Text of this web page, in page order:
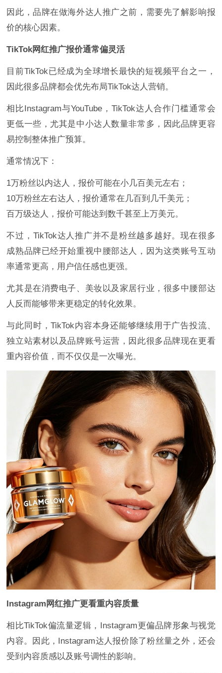
因此，品牌在做海外达人推广之前，需要先了解影响报
价的核心因素。
TikTok网红推广报价通常偏灵活
目前TikTok已经成为全球增长最快的短视频平台之一，
因此很多品牌都会优先布局TikTok达人营销。
相比Instagram与YouTube，TikTok达人合作门槛通常会
更低一些，尤其是中小达人数量非常多，因此品牌更容
易控制整体推广预算。
通常情况下：
1万粉丝以内达人，报价可能在小几百美元左右；
10万粉丝左右达人，报价通常在几百到几千美元；
百万级达人，报价可能达到数千甚至上万美元。
不过，TikTok达人推广并不是粉丝越多越好。现在很多
成熟品牌已经开始重视中腰部达人，因为这类账号互动
率通常更高，用户信任感也更强。
尤其是在消费电子、美妆以及家居行业，很多中腰部达
人反而能够带来更稳定的转化效果。
与此同时，TikTok内容本身还能够继续用于广告投流、
独立站素材以及品牌账号运营，因此很多品牌现在更看
重内容价值，而不仅仅是一次曝光。
Instagram网红推广更看重内容质量
相比TikTok偏流量逻辑，Instagram更偏品牌形象与视觉
内容。因此，Instagram达人报价除了粉丝量之外，还会
受到内容质感以及账号调性的影响。